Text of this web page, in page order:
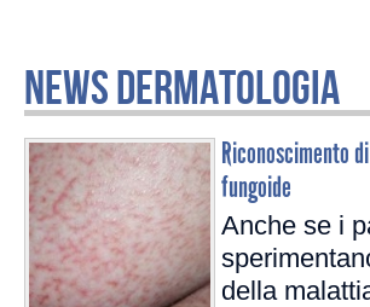
NEWS DERMATOLOGIA
Riconoscimento
fungoide
Anche se i
della